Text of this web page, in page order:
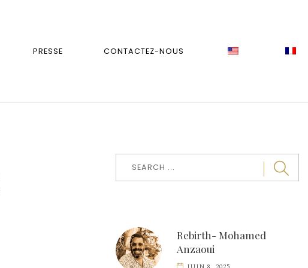
PRESSE CONTACTEZ-NOUS
Rebirth- Mohamed
Anzaoui